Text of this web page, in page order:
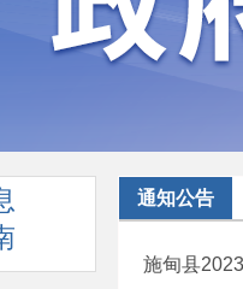
通知公告
施甸县